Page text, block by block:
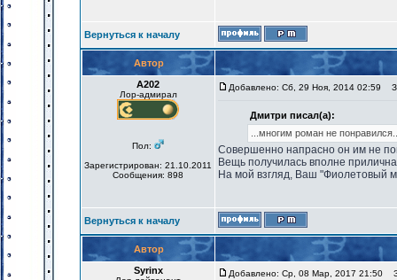
Вернуться к началу
Автор
А202
Лор-адмирал
Пол:
Зарегистрирован: 21.10.2011
Сообщения: 898
Добавлено: Сб, 29 Ноя, 2014 02:59
Дмитри писал(а):
...многим роман не
Совершенно напрасно он им не
Вещь получилась вполне
На мой взгляд, Ваш "Фиолетовый
Вернуться к началу
Автор
Syrinx
Добавлено: Ср, 08 Мар, 2017 21:50